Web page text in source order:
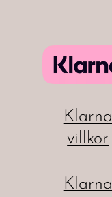
Klarna
villkor
Klarna